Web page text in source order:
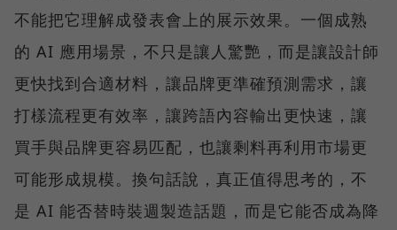
不能把它理解成發表會上的展示效果。一個成熟
的 AI 應用場景，不只是讓人驚艷，而是讓設計師
更快找到合適材料，讓品牌更準確預測需求，讓
打樣流程更有效率，讓跨語內容輸出更快速，讓
買手與品牌更容易匹配，也讓剩料再利用市場更
可能形成規模。換句話說，真正值得思考的，不
是 AI 能否替時裝週製造話題，而是它能否成為降